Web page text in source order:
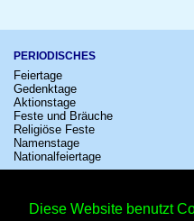
Diese Website benutzt
PERIODISCHES
Feiertage
Gedenktage
Aktionstage
Feste und Bräuche
Religiöse Feste
Namenstage
Nationalfeiertage
Kinostarts